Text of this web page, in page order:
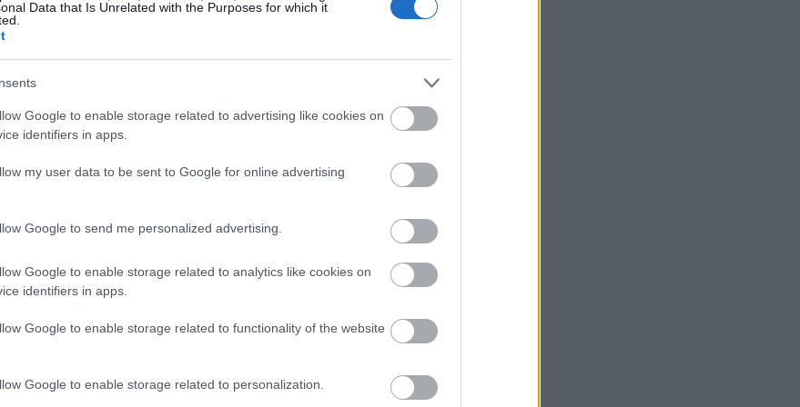
Data that Is Unrelated with the Purposes for which it
Google to enable storage related to advertising like cookies on
identifiers in apps.
my user data to be sent to Google for online advertising
Google to send me personalized advertising.
Google to enable storage related to analytics like cookies on
identifiers in apps.
Google to enable storage related to functionality of the website
Google to enable storage related to personalization.
φυσικό φως να μπει στο καθιστικό.